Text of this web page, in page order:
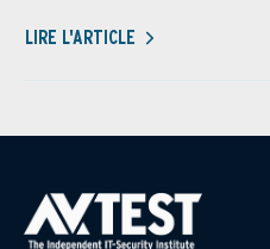
LIRE L'ARTICLE